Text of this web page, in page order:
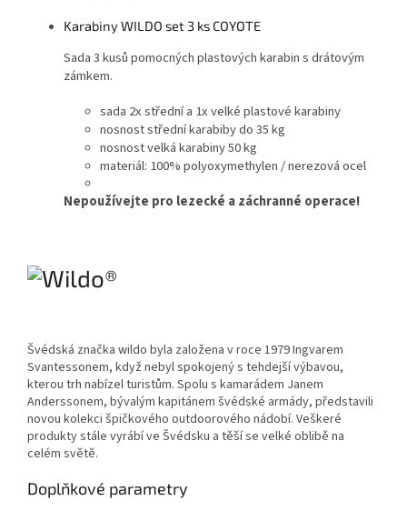
Karabiny WILDO set 3 ks COYOTE
Sada 3 kusů pomocných plastových karabin s drátovým
zámkem.
sada 2x střední a 1x velké plastové karabiny
nosnost střední karabiby do 35 kg
nosnost velká karabiny 50 kg
materiál: 100% polyoxymethylen / nerezová ocel
Nepoužívejte pro lezecké a záchranné operace!
Švédská značka wildo byla založena v roce 1979 Ingvarem
Svantessonem, když nebyl spokojený s tehdejší výbavou,
kterou trh nabízel turistům. Spolu s kamarádem Janem
Anderssonem, bývalým kapitánem švédské armády, představili
novou kolekci špičkového outdoorového nádobí. Veškeré
produkty stále vyrábí ve Švédsku a těší se velké oblibě na
celém světě.
Doplňkové parametry